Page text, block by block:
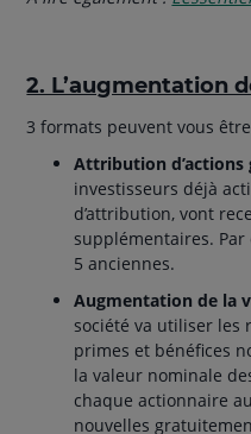
2. L’augmentation
3 formats peuvent vous
Attribution d’actions
investisseurs déjà
d’attribution, vont
supplémentaires.
5 anciennes.
Augmentation de la
société va utiliser les
primes et bénéfices
la valeur nominale
chaque actionnaire
nouvelles